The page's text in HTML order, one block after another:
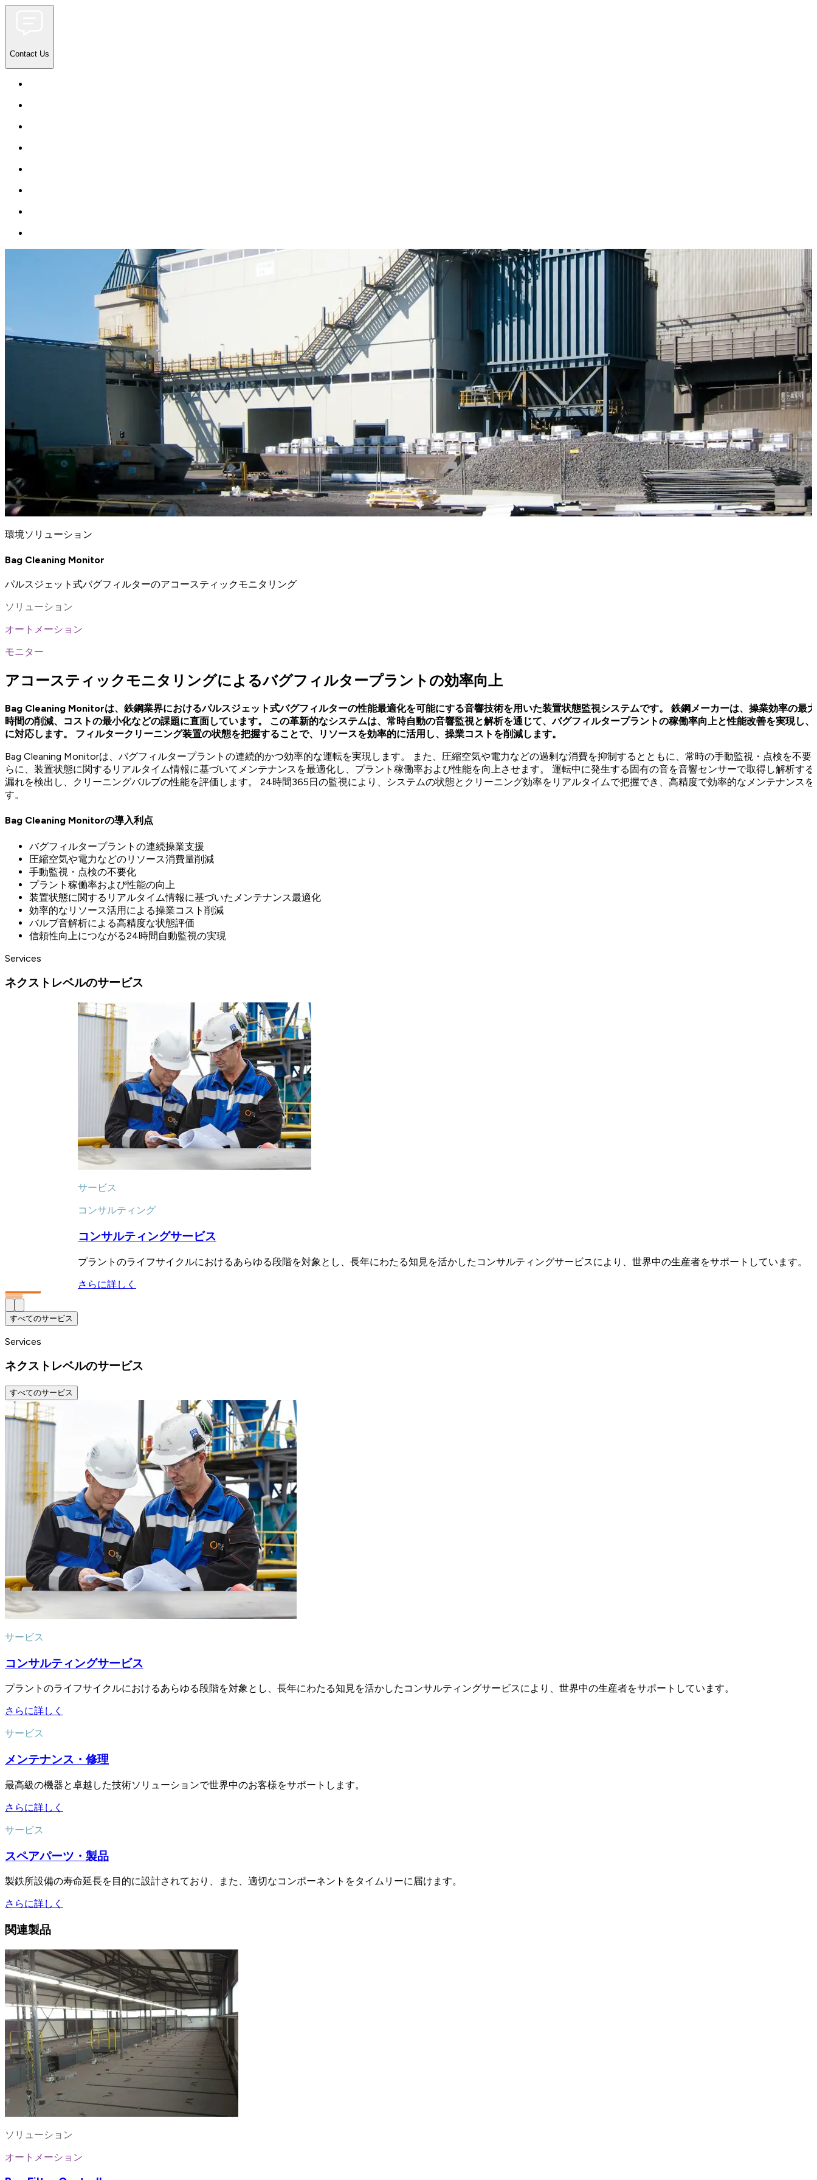
Contact Us
環境ソリューション
Bag Cleaning Monitor
パルスジェット式バグフィルターのアコースティックモニタリング
ソリューション
オートメーション
モニター
アコースティックモニタリングによるバグフィルタープラントの効率向上
Bag Cleaning Monitorは、鉄鋼業界におけるパルスジェット式バグフィルターの性能最適化を可能にする音響技術を用いた装置状態監視システムです。 鉄鋼メーカーは、操業効率の最
時間の削減、コストの最小化などの課題に直面しています。 この革新的なシステムは、常時自動の音響監視と解析を通じて、バグフィルタープラントの稼働率向上と性能改善を実現し
に対応します。 フィルタークリーニング装置の状態を把握することで、リソースを効率的に活用し、操業コストを削減します。
Bag Cleaning Monitorは、バグフィルタープラントの連続的かつ効率的な運転を実現します。 また、圧縮空気や電力などの過剰な消費を抑制するとともに、常時の手動監視・点検を不要
らに、装置状態に関するリアルタイム情報に基づいてメンテナンスを最適化し、プラント稼働率および性能を向上させます。 運転中に発生する固有の音を音響センサーで取得し解析す
漏れを検出し、クリーニングバルブの性能を評価します。 24時間365日の監視により、システムの状態とクリーニング効率をリアルタイムで把握でき、高精度で効率的なメンテナンス
す。
Bag Cleaning Monitorの導入利点
バグフィルタープラントの連続操業支援
圧縮空気や電力などのリソース消費量削減
手動監視・点検の不要化
プラント稼働率および性能の向上
装置状態に関するリアルタイム情報に基づいたメンテナンス最適化
効率的なリソース活用による操業コスト削減
バルブ音解析による高精度な状態評価
信頼性向上につながる24時間自動監視の実現
Services
ネクストレベルのサービス
サービス
コンサルティング
コンサルティングサービス
プラントのライフサイクルにおけるあらゆる段階を対象とし、長年にわたる知見を活かしたコンサルティングサービスにより、世界中の生産者をサポートしています。
さらに詳しく
すべてのサービス
Services
ネクストレベルのサービス
すべてのサービス
サービス
コンサルティングサービス
プラントのライフサイクルにおけるあらゆる段階を対象とし、長年にわたる知見を活かしたコンサルティングサービスにより、世界中の生産者をサポートしています。
さらに詳しく
サービス
メンテナンス・修理
最高級の機器と卓越した技術ソリューションで世界中のお客様をサポートします。
さらに詳しく
サービス
スペアパーツ・製品
製鉄所設備の寿命延長を目的に設計されており、また、適切なコンポーネントをタイムリーに届けます。
さらに詳しく
関連製品
ソリューション
オートメーション